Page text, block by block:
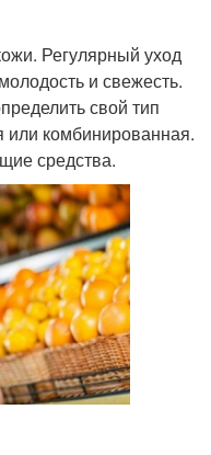
Регулярный уход
и свежесть.
свой тип
или комбинированная.
средства.